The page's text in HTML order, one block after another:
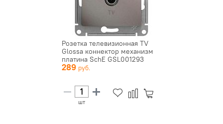
Розетка телевизионная TV
Glossa коннектор механизм
платина SchE GSL001293
289
шт